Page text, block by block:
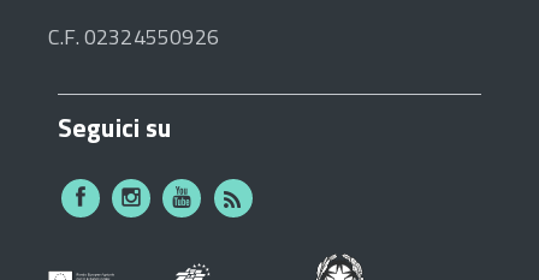
C.F. 02324550926
Seguici su